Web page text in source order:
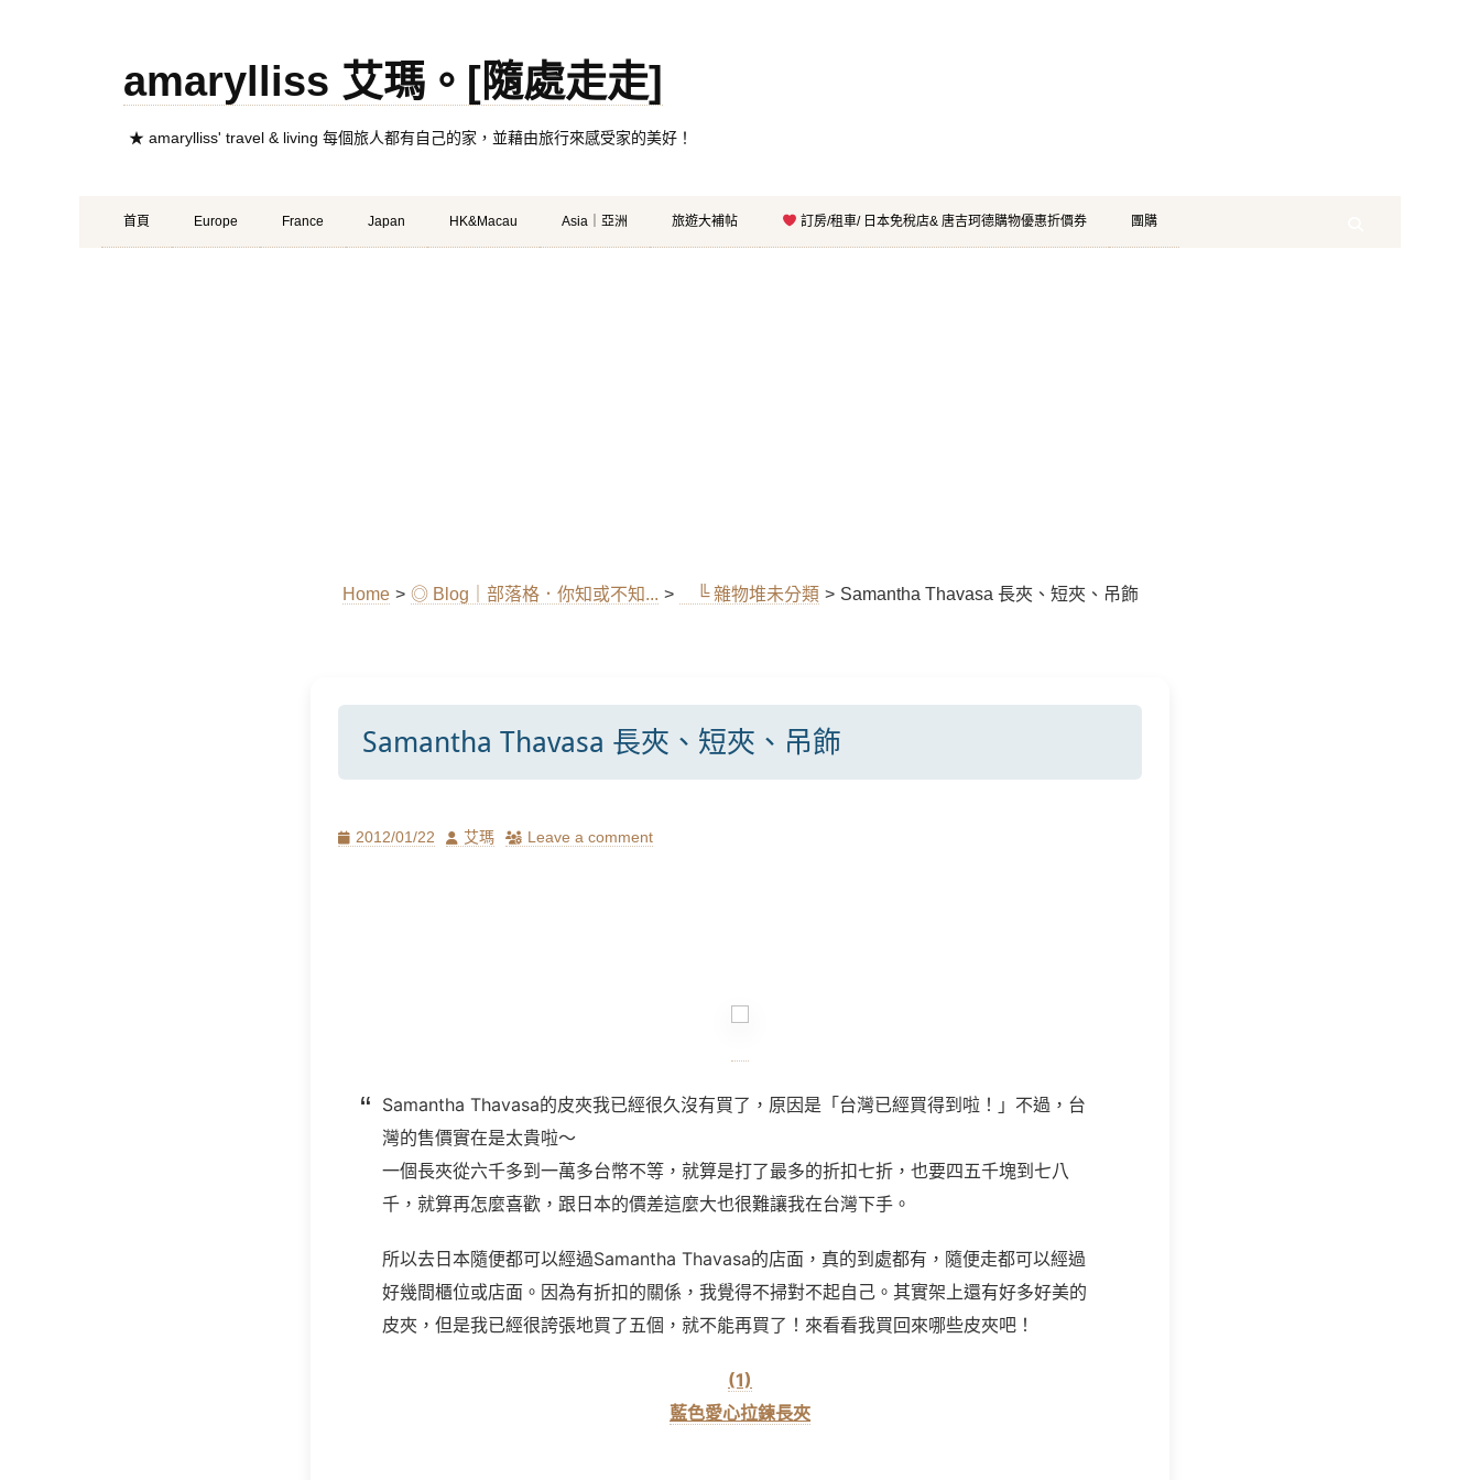
amarylliss 艾瑪。[隨處走走]
★ amarylliss' travel & living 每個旅人都有自己的家，並藉由旅行來感受家的美好！
Primary
Menu
Skip
to
首頁 Europe France Japan HK&Macau Asia｜亞洲 旅遊大補帖 訂房/租車/ 日本免稅店& 唐吉珂德購物優惠折價券 團購
Home > ◎ Blog｜部落格．你知或不知... > ╚ 雜物堆未分類 > Samantha Thavasa 長夾、短夾、吊飾
Samantha Thavasa 長夾、短夾、吊飾
Posted
2012/01/22 Author
艾瑪 Leave a comment
Samantha Thavasa的皮夾我已經很久沒有買了，原因是「台灣已經買得到啦！」不過，台
灣的售價實在是太貴啦～
一個長夾從六千多到一萬多台幣不等，就算是打了最多的折扣七折，也要四五千塊到七八
千，就算再怎麼喜歡，跟日本的價差這麼大也很難讓我在台灣下手。
所以去日本隨便都可以經過Samantha Thavasa的店面，真的到處都有，隨便走都可以經過
好幾間櫃位或店面。因為有折扣的關係，我覺得不掃對不起自己。其實架上還有好多好美的
皮夾，但是我已經很誇張地買了五個，就不能再買了！來看看我買回來哪些皮夾吧！
(1)
藍色愛心拉鍊長夾